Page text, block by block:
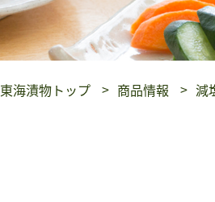
東海漬物トップ 商品情報 減